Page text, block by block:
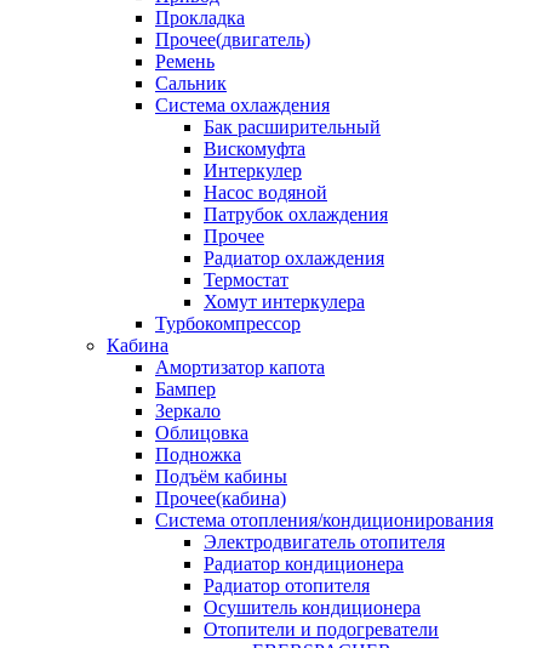
Прокладка
Прочее(двигатель)
Ремень
Сальник
Система охлаждения
Бак расширительный
Вискомуфта
Интеркулер
Насос водяной
Патрубок охлаждения
Прочее
Радиатор охлаждения
Термостат
Хомут интеркулера
Турбокомпрессор
Кабина
Амортизатор капота
Бампер
Зеркало
Облицовка
Подножка
Подъём кабины
Прочее(кабина)
Система отопления/кондиционирования
Электродвигатель отопителя
Радиатор кондиционера
Радиатор отопителя
Осушитель кондиционера
Отопители и подогреватели